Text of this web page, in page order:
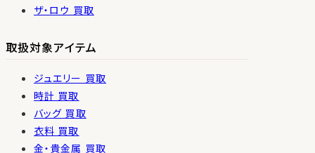
ザ・ロウ 買取
取扱対象アイテム
ジュエリー 買取
時計 買取
バッグ 買取
衣料 買取
金・貴金属 買取